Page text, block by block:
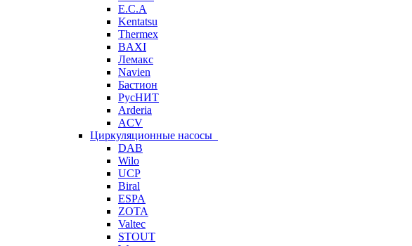
E.C.A
Kentatsu
Thermex
BAXI
Лемакс
Navien
Бастион
РусНИТ
Arderia
ACV
Циркуляционные насосы
DAB
Wilo
UCP
Biral
ESPA
ZOTA
Valtec
STOUT